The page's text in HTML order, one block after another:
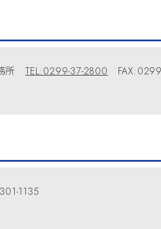
務所TEL:0299-37-2800
1135